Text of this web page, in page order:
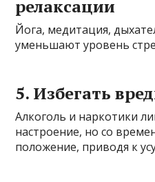
релаксации
Йога, медитация,
уменьшают уровень
5. Избегать
Алкоголь и наркотики
настроение, но со
положение, приводя к